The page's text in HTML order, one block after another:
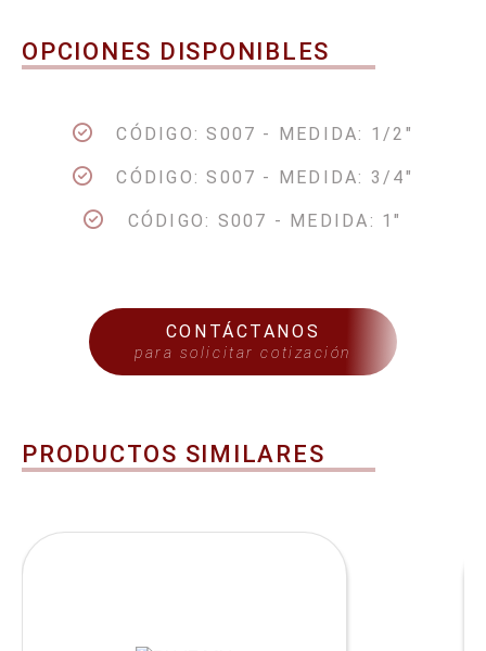
OPCIONES DISPONIBLES
CÓDIGO: S007 - MEDIDA: 1/2"
CÓDIGO: S007 - MEDIDA: 3/4"
CÓDIGO: S007 - MEDIDA: 1"
CONTÁCTANOS
para solicitar cotización
PRODUCTOS SIMILARES